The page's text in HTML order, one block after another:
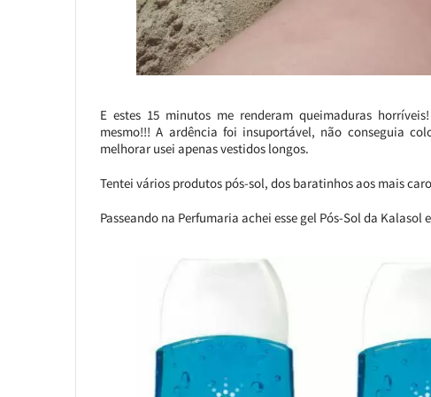
E estes 15 minutos me renderam queimaduras
mesmo!!! A ardência foi insuportável, não conseguia
melhorar usei apenas vestidos longos.
Tentei vários produtos pós-sol, dos baratinhos aos mais
Passeando na Perfumaria achei esse gel Pós-Sol da